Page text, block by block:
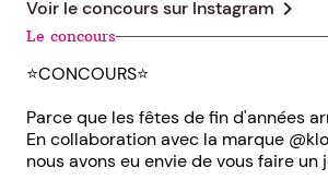
Voir le concours sur Instagram chevron_right
Le concours
⭐️CONCOURS⭐️
Parce que les fêtes de fin d'années
En collaboration avec la marque
nous avons eu envie de vous faire un